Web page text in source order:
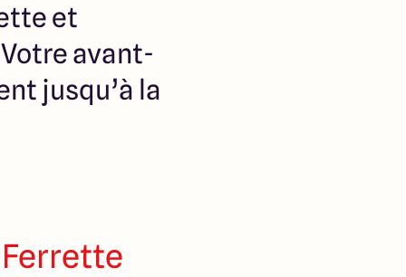
et
avant-
jusqu’à la